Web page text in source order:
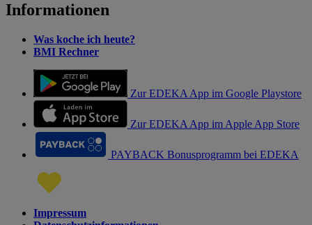
Informationen
Was koche ich heute?
BMI Rechner
Zur EDEKA App im Google Playstore
Zur EDEKA App im Apple App Store
PAYBACK Bonusprogramm bei EDEKA
Impressum